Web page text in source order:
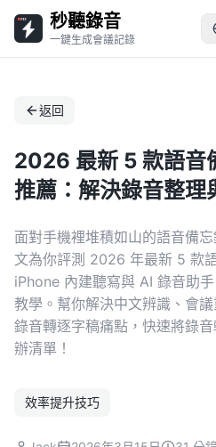
秒聽錄音
一鍵生成會議記錄
返回
2026 最新 5 款語音
推薦：解決錄音整理
面對手機裡堆積如山的語音備
文為你評測 2026 年最新 5 款
iPhone 內建聽寫與 AI 錄音助
教學。幫你解決中文辨識、會
錄音轉逐字稿痛點，快速將錄
辦清單！
效率提升技巧